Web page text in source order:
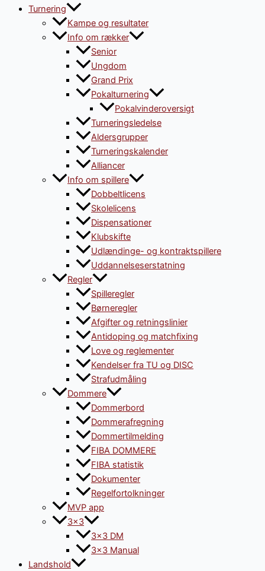
Turnering
Kampe og resultater
Info om rækker
Senior
Ungdom
Grand Prix
Pokalturnering
Pokalvinderoversigt
Turneringsledelse
Aldersgrupper
Turneringskalender
Alliancer
Info om spillere
Dobbeltlicens
Skolelicens
Dispensationer
Klubskifte
Udlændinge- og kontraktspillere
Uddannelseserstatning
Regler
Spilleregler
Børneregler
Afgifter og retningslinier
Antidoping og matchfixing
Love og reglementer
Kendelser fra TU og DISC
Strafudmåling
Dommere
Dommerbord
Dommerafregning
Dommertilmelding
FIBA DOMMERE
FIBA statistik
Dokumenter
Regelfortolkninger
MVP app
3×3
3×3 DM
3×3 Manual
Landshold